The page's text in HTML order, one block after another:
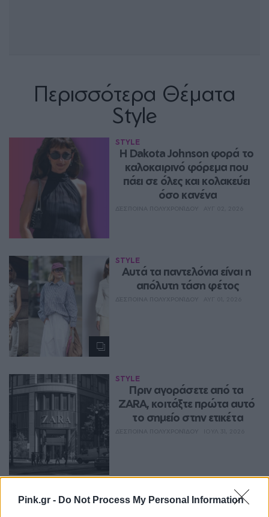
Pink.gr - Do Not Process My Personal Information
Περισσότερα Θέματα
Style
STYLE
Η Dakota Johnson φορά το
καλοκαιρινό φόρεμα που
πάει σε όλες και κολακεύει
όσο κανένα
STYLE
Aυτά τα παντελόνια είναι η
απόλυτη τάση φέτος
STYLE
Πριν αγοράσετε από τα
ZARA, κοιτάξτε πρώτα αυτό
το σημείο στην ετικέτα
ENTERTAINMENT
Αμαλία Κωστοπούλου: Το